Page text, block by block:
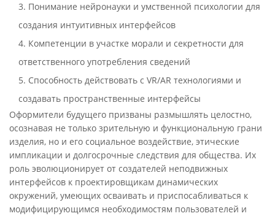
Понимание нейронауки и умственной психологии для
создания интуитивных интерфейсов
Компетенции в участке морали и секретности для
ответственного употребления сведений
Способность действовать с VR/AR технологиями и
создавать пространственные интерфейсы
Оформители будущего призваны размышлять целостно,
осознавая не только зрительную и функциональную грани
изделия, но и его социальное воздействие, этические
импликации и долгосрочные следствия для общества. Их
роль эволюционирует от создателей неподвижных
интерфейсов к проектировщикам динамических
окружений, умеющих осваивать и приспосабливаться к
модифицирующимся необходимостям пользователей и